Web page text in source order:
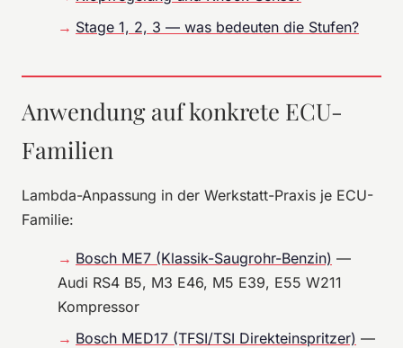
Stage 1, 2, 3 — was bedeuten die Stufen?
Anwendung auf konkrete ECU-
Familien
Lambda-Anpassung in der Werkstatt-Praxis je ECU-
Familie:
Bosch ME7 (Klassik-Saugrohr-Benzin) —
Audi RS4 B5, M3 E46, M5 E39, E55 W211
Kompressor
Bosch MED17 (TFSI/TSI Direkteinspritzer) —